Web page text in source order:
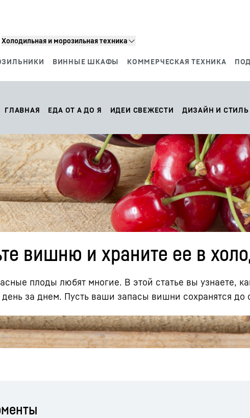
Холодильная и морозильная техника
ВИННЫЕ ШКАФЫ КОММЕРЧЕСКАЯ ТЕХНИКА
ГЛАВНАЯ ЕДА ОТ А ДО Я ИДЕИ СВЕЖЕСТИ ДИЗАЙН И
вишню и храните ее в
плоды любят многие. В этой статье вы узнаете,
за днем. Пусть ваши запасы вишни сохранятся до